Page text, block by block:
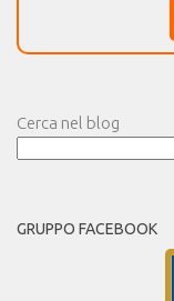
Cerca nel blog
GRUPPO FACEBOOK